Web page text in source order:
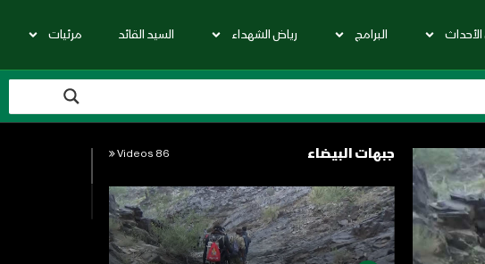
البرامج رياض الشهداء السيد القائد مرئيات
جبهات البيضاء 86 Videos